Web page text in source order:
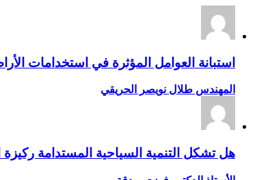
استبانة العوامل المؤثرة في استخدامات
المهندس طلال نويصر الحريقي
هل تشكل التنمية السياحية المستدامة ركيزة